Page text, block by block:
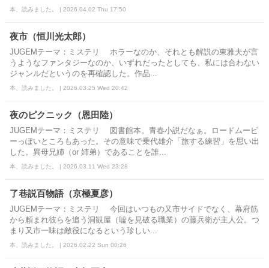
本、読みました。 | 2026.04.02 Thu 17:50
夜市（恒川光太郎）
JUGEMテーマ：ミステリ ホラーなのか、それとも解説の東雅夫が言
うようなファンタジーなのか、いずれだったとしても、私には合わない
ジャンルだというのを再確認した。作品...
本、読みました。 | 2026.03.25 Wed 20:42
夜のピクニック（恩田陸）
JUGEMテーマ：ミステリ 図書館本。青春小説だなぁ。ロードムービ
ーっぽいところもあった。その意味で乗代雄介「旅する練習」を思い出
した。異母兄姉（or 姉弟）であることを誰...
本、読みました。 | 2026.03.11 Wed 23:28
了巷説百物語（京極夏彦）
JUGEMテーマ：ミステリ 今回はいつもの又市サイドでなく、幕府筋
から頼まれ彼らを追う洞観屋（嘘を見破る職業）の藤兵衛が主人公。つ
まり又市一味は敵役になるという珍しい...
本、読みました。 | 2026.02.22 Sun 00:26